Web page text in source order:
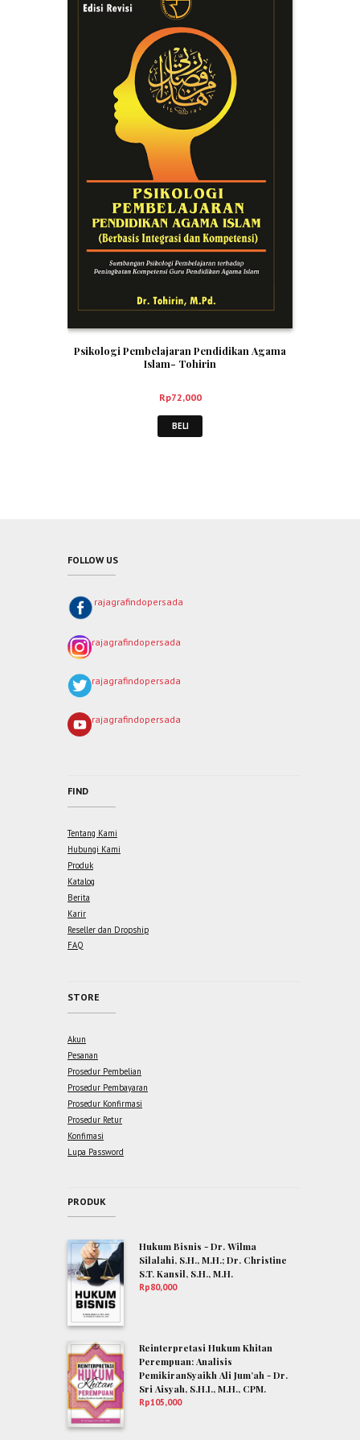
Psikologi Pembelajaran Pendidikan Agama
Islam- Tohirin
Rp72,000
BELI
FOLLOW US
rajagrafindopersada
rajagrafindopersada
rajagrafindopersada
rajagrafindopersada
FIND
Tentang Kami
Hubungi Kami
Produk
Katalog
Berita
Karir
Reseller dan Dropship
FAQ
STORE
Akun
Pesanan
Prosedur Pembelian
Prosedur Pembayaran
Prosedur Konfirmasi
Prosedur Retur
Konfimasi
Lupa Password
PRODUK
Hukum Bisnis - Dr. Wilma
Silalahi, S.H., M.H.; Dr. Christine
S.T. Kansil, S.H., M.H.
Rp80,000
Reinterpretasi Hukum Khitan
Perempuan: Analisis
PemikiranSyaikh Ali Jum’ah - Dr.
Sri Aisyah, S.H.I., M.H., CPM.
Rp105,000